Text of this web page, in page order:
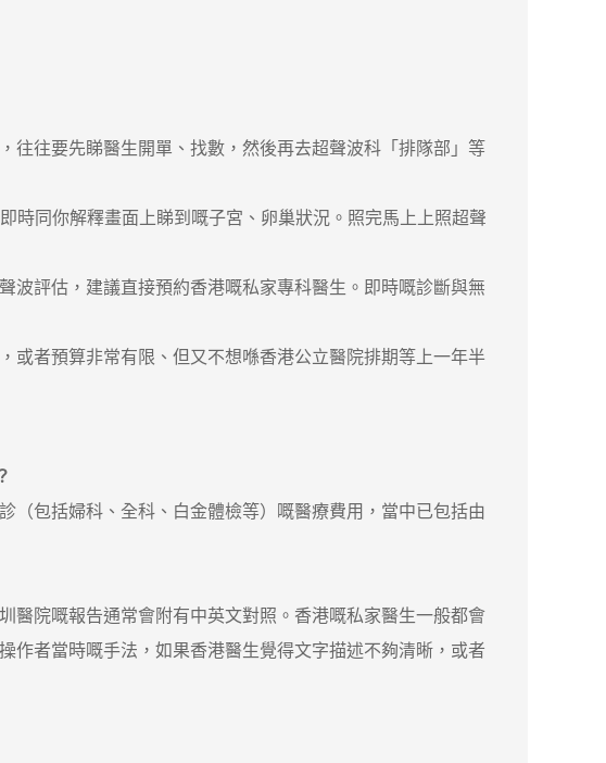
往要先睇醫生開單、找數，然後再去超聲波科「排隊部」等
同你解釋畫面上睇到嘅子宮、卵巢狀況。照完馬上上照超聲
評估，建議直接預約香港嘅私家專科醫生。即時嘅診斷與無
或者預算非常有限、但又不想喺香港公立醫院排期等上一年半
包括婦科、全科、白金體檢等）嘅醫療費用，當中已包括由
院嘅報告通常會附有中英文對照。香港嘅私家醫生一般都會
作者當時嘅手法，如果香港醫生覺得文字描述不夠清晰，或者